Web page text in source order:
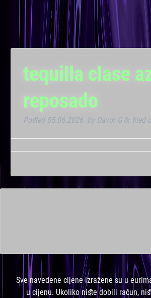
tequilla clase
reposado
Posted 05.06.2026. by Davor G & filed
Sve navedene cijene izražene su u
u cijenu. Ukoliko niste dobili račun,